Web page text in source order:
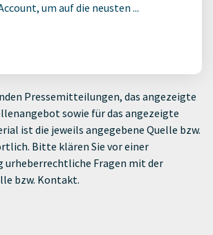
um auf die neusten ...
Pressemitteilungen, das angezeigte
sowie für das angezeigte
ist die jeweils angegebene Quelle bzw.
Bitte klären Sie vor einer
urheberrechtliche Fragen mit der
bzw. Kontakt.